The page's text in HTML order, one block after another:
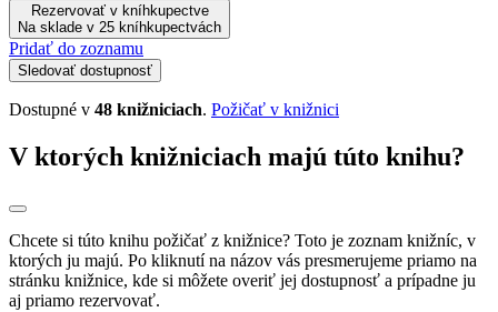
Rezervovať v kníhkupectve
Na sklade v 25 kníhkupectvách
Pridať do zoznamu
Sledovať dostupnosť
Dostupné v 48 knižniciach. Požičať v knižnici
V ktorých knižniciach majú túto knihu?
Chcete si túto knihu požičať z knižnice? Toto je zoznam knižníc, v
ktorých ju majú. Po kliknutí na názov vás presmerujeme priamo na
stránku knižnice, kde si môžete overiť jej dostupnosť a prípadne ju
aj priamo rezervovať.